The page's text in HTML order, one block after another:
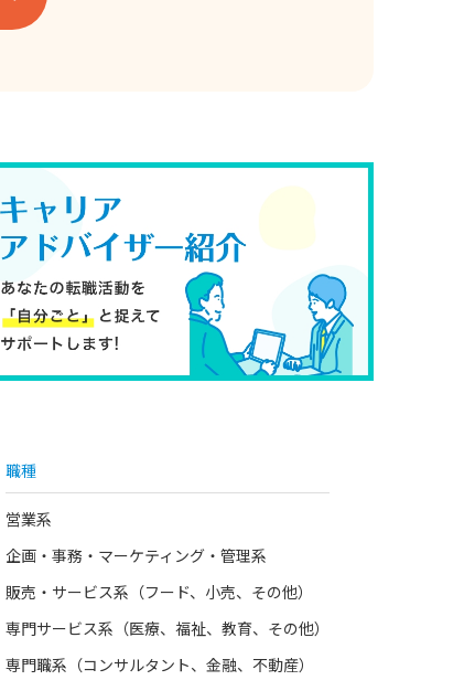
職種
営業系
企画・事務・マーケティング・管理系
販売・サービス系（フード、小売、その他）
専門サービス系（医療、福祉、教育、その他）
専門職系（コンサルタント、金融、不動産）